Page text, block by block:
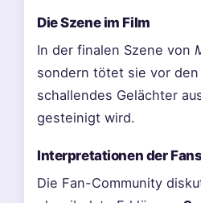
Die Szene im Film
In der finalen Szene von
sondern tötet sie vor
schallendes Gelächter
gesteinigt wird.
Interpretationen der
Die Fan-Community